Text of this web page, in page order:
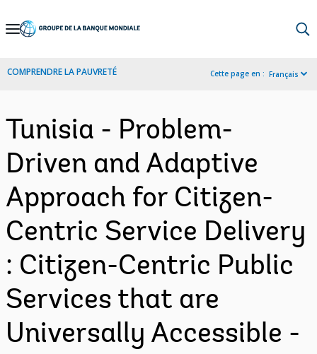
Skip
Navigation
COMPRENDRE LA PAUVRETÉ Cette page en : Français
Tunisia - Problem-
Driven and Adaptive
Approach for Citizen-
Centric Service Delivery
: Citizen-Centric Public
Services that are
Universally Accessible -